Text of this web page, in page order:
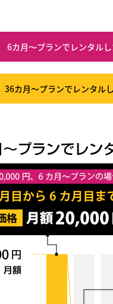
6カ月～プランでレンタル
36カ月～プランでレンタル